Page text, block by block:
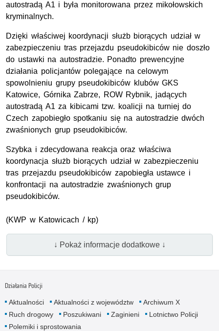
autostradą A1 i była monitorowana przez mikołowskich
kryminalnych.
Dzięki właściwej koordynacji służb biorących udział w
zabezpieczeniu tras przejazdu pseudokibiców nie doszło
do ustawki na autostradzie. Ponadto prewencyjne
działania policjantów polegające na celowym
spowolnieniu grupy pseudokibiców klubów GKS
Katowice, Górnika Zabrze, ROW Rybnik, jadących
autostradą A1 za kibicami tzw. koalicji na turniej do
Czech zapobiegło spotkaniu się na autostradzie dwóch
zwaśnionych grup pseudokibiców.
Szybka i zdecydowana reakcja oraz właściwa
koordynacja służb biorących udział w zabezpieczeniu
tras przejazdu pseudokibiców zapobiegła ustawce i
konfrontacji na autostradzie zwaśnionych grup
pseudokibiców.
(KWP w Katowicach / kp)
↓ Pokaż informacje dodatkowe ↓
Działania Policji
Aktualności Aktualności z województw
Archiwum X
Ruch drogowy
Poszukiwani Zaginieni
Lotnictwo Policji
Polemiki i sprostowania